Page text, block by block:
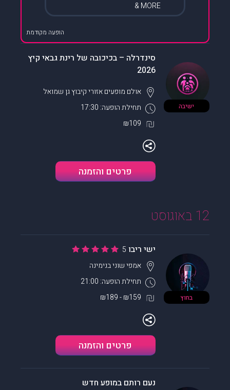
& MORE
הופעה מקודמת
ישיבה
סינדרלה – בכיכובה של רינת גבאי קיץ
2026
תחילת הופעה: 17:30
אולם מופעים אזוריקיבוץ גן שמואל
₪109
פרטים והזמנה
12 באוגוסט
בחוץ
ישי ריבו 5
תחילת הופעה: 21:00
אמפי שוניבנימינה
₪159 - ₪189
פרטים והזמנה
נעם רותם במופע חדש